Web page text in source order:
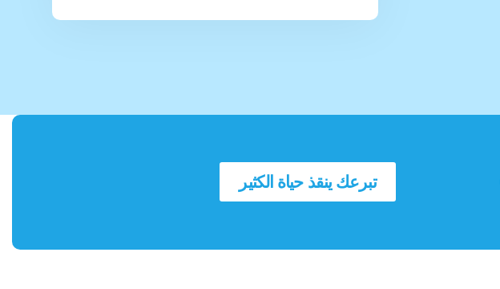
تبرعك ينقذ حياة الكثير